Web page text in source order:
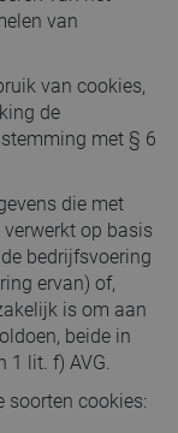
van
van cookies,
de
met § 6
die met
op basis
bedrijfsvoering
ervan) of,
is om aan
beide in
1 lit. f) AVG.
soorten cookies: